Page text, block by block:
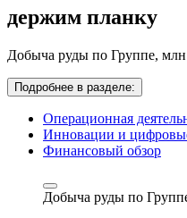
держим планку
Добыча руды по Группе,
Подробнее в разделе:
Операционная
Инновации и
Финансовый обзор
Добыча руды по